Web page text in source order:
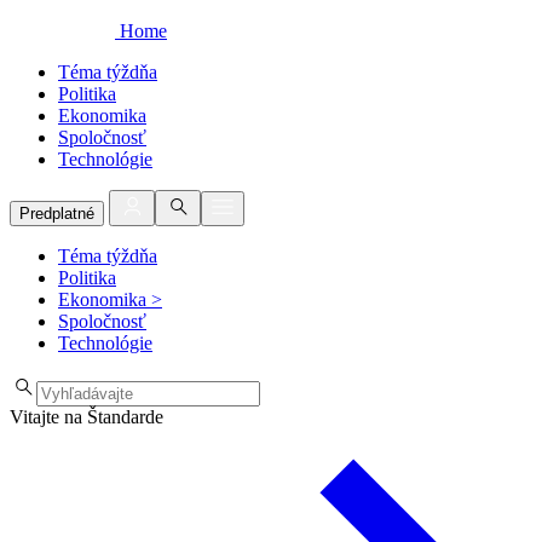
Home
Téma týždňa
Politika
Ekonomika
Spoločnosť
Technológie
Predplatné
Téma týždňa
Politika
Ekonomika >
Spoločnosť
Technológie
Vitajte na Štandarde